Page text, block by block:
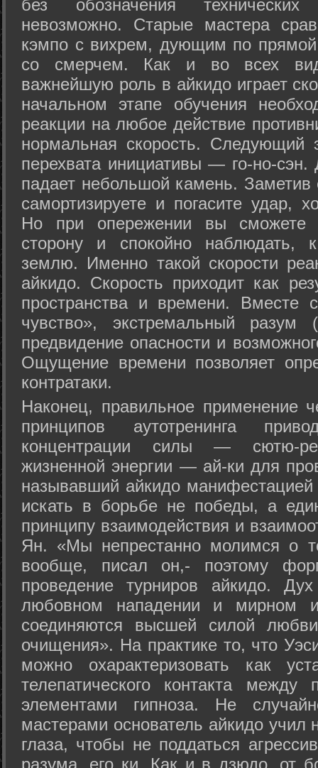
без обозначения
невозможно. Старые мастера
кэмпо с вихрем, дующим по
со смерчем. Как и во всех
важнейшую роль в айкидо играет
начальном этапе обучения
реакции на любое действие
нормальная скорость.
перехвата инициативы — го-но-
падает небольшой камень.
самортизируете и погасите удар,
Но при опережении вы сможете
сторону и спокойно наблюдать,
землю. Именно такой скорости
айкидо. Скорость приходит как
пространства и времени. Вместе
чувство», экстремальный разум
предвидение опасности и
Ощущение времени позволяет
контратаки.
Наконец, правильное применение
принципов аутотренинга
концентрации силы — сютю-
жизненной энергии — ай-ки для
называвший айкидо
искать в борьбе не победы, а
принципу взаимодействия и
Ян. «Мы непрестанно молимся о
вообще, писал он,- поэтому
проведение турниров айкидо.
любовном нападении и мирном
соединяются высшей силой
очищения». На практике то, что
можно охарактеризовать как
телепатического контакта между
элементами гипноза. Не
мастерами основатель айкидо учил
глаза, чтобы не поддаться
разума, его ки. Как и в дзюдо, от